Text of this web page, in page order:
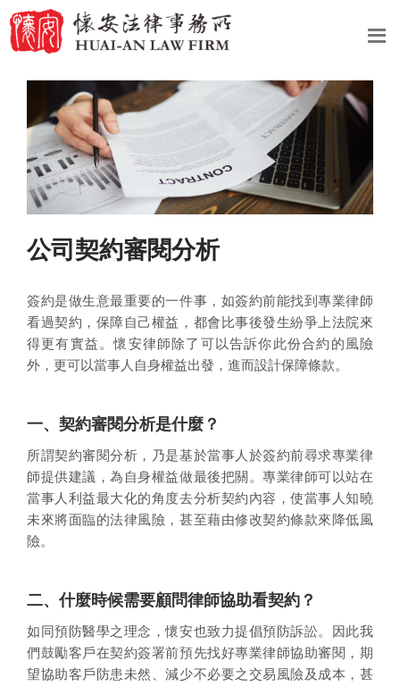
公司契約審閱分析
簽約是做生意最重要的一件事，如簽約前能找到專業律師
看過契約，保障自己權益，都會比事後發生紛爭上法院來
得更有實益。懷安律師除了可以告訴你此份合約的風險
外，更可以當事人自身權益出發，進而設計保障條款。
一、契約審閱分析是什麼？
所謂契約審閱分析，乃是基於當事人於簽約前尋求專業律
師提供建議，為自身權益做最後把關。專業律師可以站在
當事人利益最大化的角度去分析契約內容，使當事人知曉
未來將面臨的法律風險，甚至藉由修改契約條款來降低風
險。
二、什麼時候需要顧問律師協助看契約？
如同預防醫學之理念，懷安也致力提倡預防訴訟。因此我
們鼓勵客戶在契約簽署前預先找好專業律師協助審閱，期
望協助客戶防患未然、減少不必要之交易風險及成本，甚